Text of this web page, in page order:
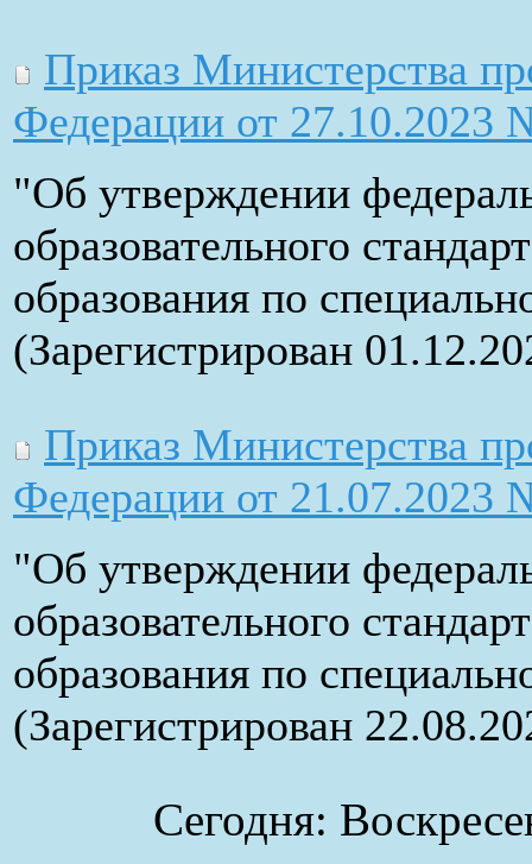
Приказ Министерства
Федерации от 27.10.2023
"Об утверждении
образовательного
образования по
(Зарегистрирован
Приказ Министерства
Федерации от 21.07.2023
"Об утверждении
образовательного
образования по
(Зарегистрирован
Сегодня: